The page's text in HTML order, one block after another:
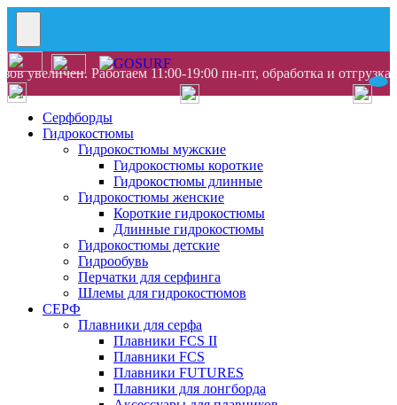
увеличен. Работаем 11:00-19:00 пн-пт, обработка и
Серфборды
Гидрокостюмы
Гидрокостюмы мужские
Гидрокостюмы короткие
Гидрокостюмы длинные
Гидрокостюмы женские
Короткие гидрокостюмы
Длинные гидрокостюмы
Гидрокостюмы детские
Гидрообувь
Перчатки для серфинга
Шлемы для гидрокостюмов
СЕРФ
Плавники для серфа
Плавники FCS II
Плавники FCS
Плавники FUTURES
Плавники для лонгборда